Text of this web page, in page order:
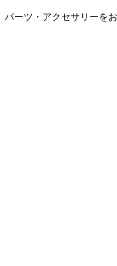
パーツ・アクセサリーを